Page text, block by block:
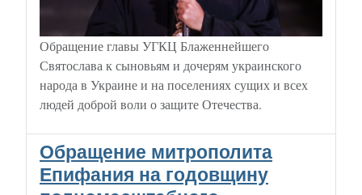
Обращение главы УГКЦ Блаженнейшего
Святослава к сыновьям и дочерям украинского
народа в Украине и на поселениях сущих и всех
людей доброй воли о защите Отечества.
Обращение митрополита
Епифания на годовщину